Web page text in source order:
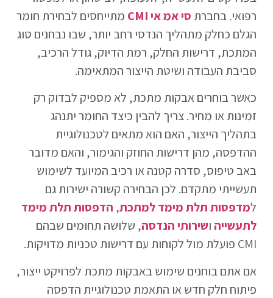
רפואי. בחברת סי אמ אי CMI
מתייחסים לבחירת חומר
הגלם כחלק מתהליך הנדסי רחב יותר, שבו נבחנים סוג
המתכת, דרישות החלק, רמת הדיוק, גודל הרכיב,
סביבת העבודה ושיטת הייצור המתאימה.
כאשר בוחרים אבקות מתכת, לא מספיק לבדוק רק
זמינות או מחיר. צריך להבין כיצד החומר יתנהג
בתהליך הייצור, האם הוא מתאים לטכנולוגיית
ההדפסה, מהן דרישות החוזק והגימור, והאם מדובר
באב טיפוס, סדרה קטנה או רכיב המיועד לשימוש
תעשייתי מתקדם. לכן הבחירה קשורה ישירות גם
למדפסות תלת מימד למתכת, הדפסות תלת מימד
לתעשייה ושירותי הנדסה, שלושה תחומים שבהם
CMI פועלת מול לקוחות עם דרישות טכניות מדויקות.
אם אתם בוחנים שימוש באבקות מתכת לפרויקט ייצור,
פיתוח חלק חדש או התאמת טכנולוגיית הדפסה